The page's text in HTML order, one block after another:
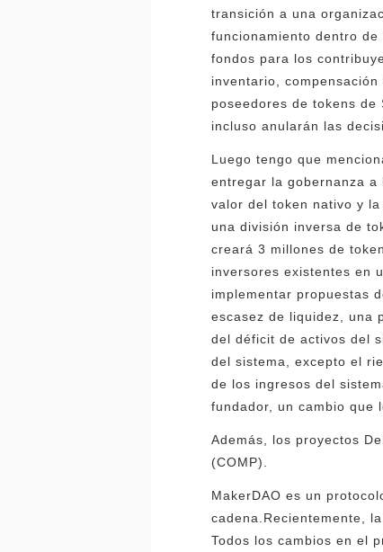
transición a una
funcionamiento dentro
fondos para los
inventario,
poseedores de tokens
incluso anularán las
Luego tengo que
entregar la gobernanza
valor del token nativo y
una división inversa de
creará 3 millones de
inversores existentes en
implementar propuestas
escasez de liquidez, una
del déficit de activos del
del sistema, excepto el
de los ingresos del
fundador, un cambio que
Además, los proyectos
(COMP).
MakerDAO es un
cadena.Recientemente,
Todos los cambios en el